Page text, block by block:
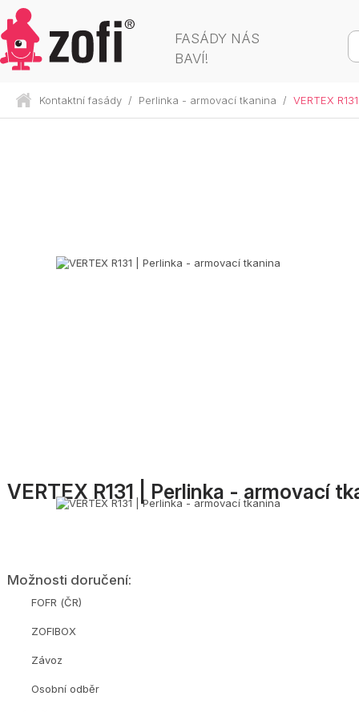
FASÁDY NÁS
BAVÍ!
Kontaktní fasády/ Perlinka - armovací tkanina / VERTEX
VERTEX R131 | Perlinka - armovací
Možnosti doručení:
FOFR (ČR)
ZOFIBOX
Závoz
Osobní odběr